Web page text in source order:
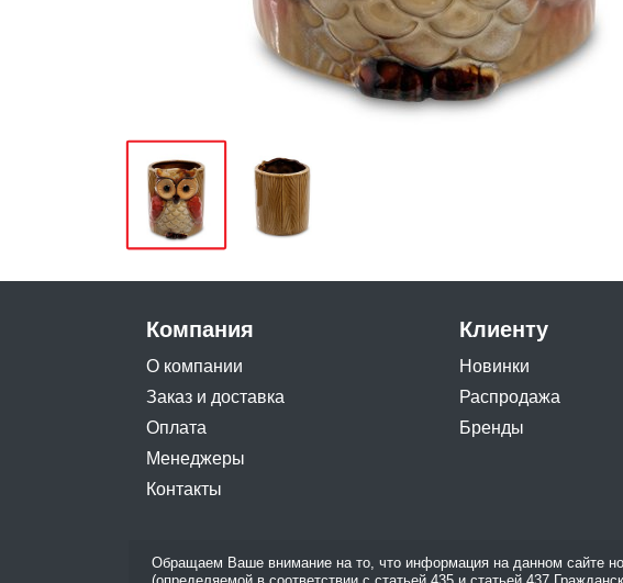
Компания
О компании
Заказ и доставка
Оплата
Менеджеры
Контакты
Клиенту
Новинки
Распродажа
Бренды
Обращаем Ваше внимание на то, что информация на данном сайте